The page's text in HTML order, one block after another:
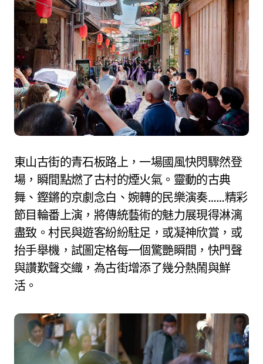
東山古街的青石板路上，一場國風快閃驟然登
場，瞬間點燃了古村的煙火氣。靈動的古典
舞、鏗鏘的京劇念白、婉轉的民樂演奏……精彩
節目輪番上演，將傳統藝術的魅力展現得淋漓
盡致。村民與遊客紛紛駐足，或凝神欣賞，或
抬手舉機，試圖定格每一個驚艷瞬間，快門聲
與讚歎聲交織，為古街增添了幾分熱鬧與鮮
活。